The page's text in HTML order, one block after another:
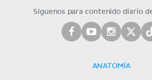
Síguenos para contenido diario
ANATOMÍA